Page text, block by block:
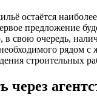
остаётся
предложение
свою очередь,
рядом
строительных